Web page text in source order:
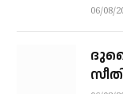
06/08/